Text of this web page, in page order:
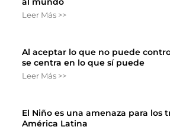
Leer Más >>
Al aceptar lo que no puede
se centra en lo que sí puede
Leer Más >>
El Niño es una amenaza para los
América Latina